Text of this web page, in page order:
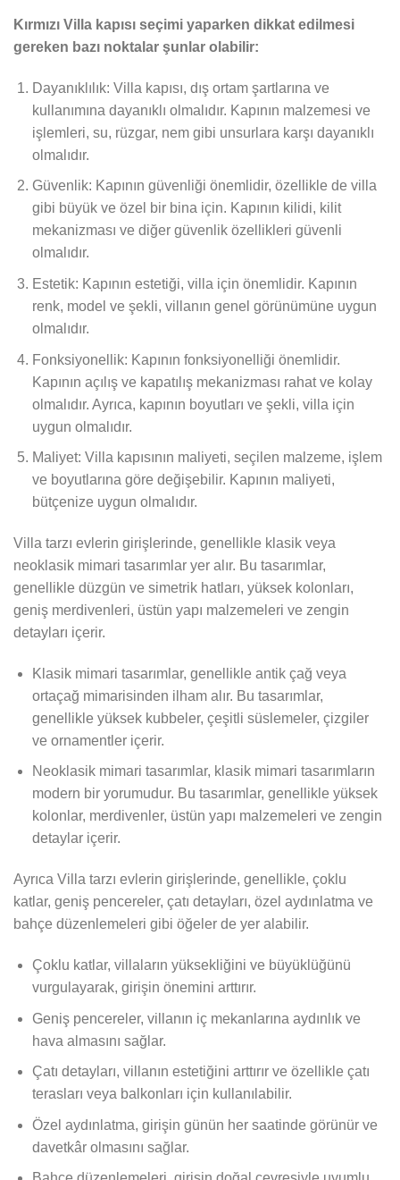
Kırmızı Villa kapısı seçimi yaparken dikkat edilmesi
gereken bazı noktalar şunlar olabilir:
Dayanıklılık: Villa kapısı, dış ortam şartlarına ve
kullanımına dayanıklı olmalıdır. Kapının malzemesi ve
işlemleri, su, rüzgar, nem gibi unsurlara karşı dayanıklı
olmalıdır.
Güvenlik: Kapının güvenliği önemlidir, özellikle de villa
gibi büyük ve özel bir bina için. Kapının kilidi, kilit
mekanizması ve diğer güvenlik özellikleri güvenli
olmalıdır.
Estetik: Kapının estetiği, villa için önemlidir. Kapının
renk, model ve şekli, villanın genel görünümüne uygun
olmalıdır.
Fonksiyonellik: Kapının fonksiyonelliği önemlidir.
Kapının açılış ve kapatılış mekanizması rahat ve kolay
olmalıdır. Ayrıca, kapının boyutları ve şekli, villa için
uygun olmalıdır.
Maliyet: Villa kapısının maliyeti, seçilen malzeme, işlem
ve boyutlarına göre değişebilir. Kapının maliyeti,
bütçenize uygun olmalıdır.
Villa tarzı evlerin girişlerinde, genellikle klasik veya
neoklasik mimari tasarımlar yer alır. Bu tasarımlar,
genellikle düzgün ve simetrik hatları, yüksek kolonları,
geniş merdivenleri, üstün yapı malzemeleri ve zengin
detayları içerir.
Klasik mimari tasarımlar, genellikle antik çağ veya
ortaçağ mimarisinden ilham alır. Bu tasarımlar,
genellikle yüksek kubbeler, çeşitli süslemeler, çizgiler
ve ornamentler içerir.
Neoklasik mimari tasarımlar, klasik mimari tasarımların
modern bir yorumudur. Bu tasarımlar, genellikle yüksek
kolonlar, merdivenler, üstün yapı malzemeleri ve zengin
detaylar içerir.
Ayrıca Villa tarzı evlerin girişlerinde, genellikle, çoklu
katlar, geniş pencereler, çatı detayları, özel aydınlatma ve
bahçe düzenlemeleri gibi öğeler de yer alabilir.
Çoklu katlar, villaların yüksekliğini ve büyüklüğünü
vurgulayarak, girişin önemini arttırır.
Geniş pencereler, villanın iç mekanlarına aydınlık ve
hava almasını sağlar.
Çatı detayları, villanın estetiğini arttırır ve özellikle çatı
terasları veya balkonları için kullanılabilir.
Özel aydınlatma, girişin günün her saatinde görünür ve
davetkâr olmasını sağlar.